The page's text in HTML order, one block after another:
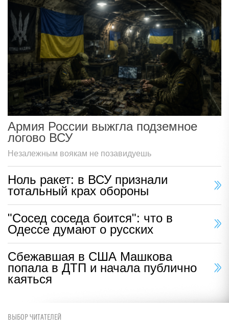
Армия России выжгла подземное
логово ВСУ
Незалежным воякам не позавидуешь
Ноль ракет: в ВСУ признали
тотальный крах обороны
"Сосед соседа боится": что в
Одессе думают о русских
Сбежавшая в США Машкова
попала в ДТП и начала публично
каяться
ВЫБОР ЧИТАТЕЛЕЙ